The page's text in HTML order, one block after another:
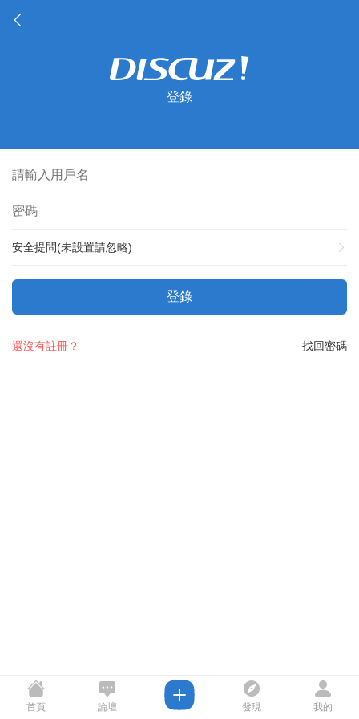
登錄
安全提問(未設置請忽略)
登錄
找回密碼
還沒有註冊？
首頁 論壇 發現 我的